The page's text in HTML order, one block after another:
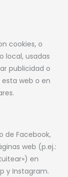
cookies, o
local, usadas
publicidad o
web o en
de Facebook,
web (p.ej.:
en
y Instagram.